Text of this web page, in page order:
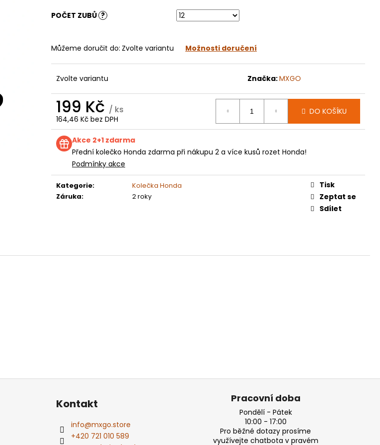
POČET ZUBŮ ?
Můžeme doručit do: Zvolte variantu Možnosti doručení
Zvolte variantu Značka:MXGO
199 Kč / ks
164,46 Kč bez DPH
Měrná
cena:
DO KOŠÍKU
Akce 2+1 zdarma
Přední kolečko Honda zdarma při nákupu 2 a více kusů rozet Honda!
Podmínky akce
Kategorie:
Kolečka Honda
Záruka: 2 roky
Tisk
Zeptat se
Sdílet
250 (22-24) E250
199 Kč
Kontakt
info@mxgo.store
+420 721 010 589
Pracovní doba
Pondělí - Pátek
10:00 - 17:00
Pro běžné dotazy prosíme
využívejte chatbota v pravém